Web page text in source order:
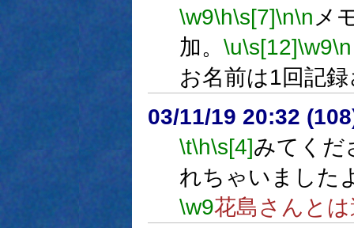
\w9\h\s[7]\n\n メ
加。 \u\s[12]\w9\n
お名前は1回記
03/11/19 20:32
\t\h\s[4]みてくだ
れちゃいました
\w9花島さんと